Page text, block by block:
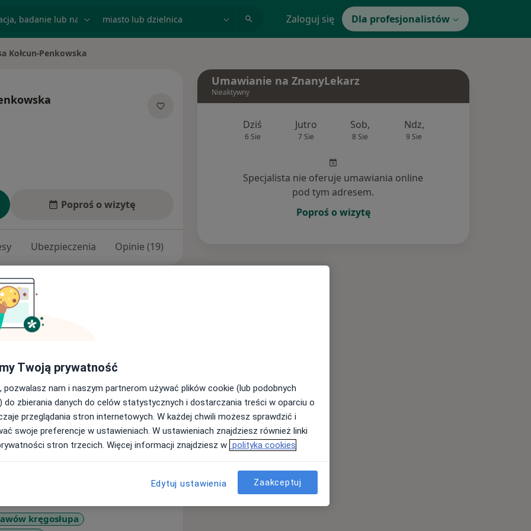
Zaloguj się Dla profesjonalistów
Kołcun-Penkowska
Poproś o wizytę
Ubezpieczenia Opinie (19)
w Białymstoku (1977).
reumatyczne II stopnia.
z pierwszych reumatologów
w Polsce. Moich
do dorosłości, co wyraźnie
i pełnej diagnostyki chorób w
mimo ciężkich chorób
ze swoimi dziećmi.
mnie nominacja do nagrody Anioły
kręgosłupa
Umawianie na ZnanyLekarz
Nieaktywny
Dziś
6 Sie
Jutro
7 Sie
Sob,
8 Sie
Ndz,
9 Sie
Specjalista nie oferuje umawiania online
pod tym adresem.
Poproś o wizytę
Twoją prywatność
pozwalasz nam i naszym partnerom używać plików cookie (lub podobnych
do zbierania danych do celów statystycznych i dostarczania treści w oparciu o
przeglądania stron internetowych. W każdej chwili możesz sprawdzić i
swoje preferencje w ustawieniach. W ustawieniach znajdziesz również linki
stron trzecich. Więcej informacji znajdziesz w polityka cookies
Edytuj ustawienia Zaakceptuj